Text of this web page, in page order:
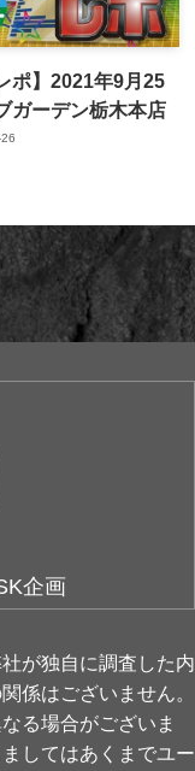
ポ】2021年9月25
ガーデン栃木本店
企画
が独自に調査した内
係はございません。
る場合がございま
してはあくまでユー